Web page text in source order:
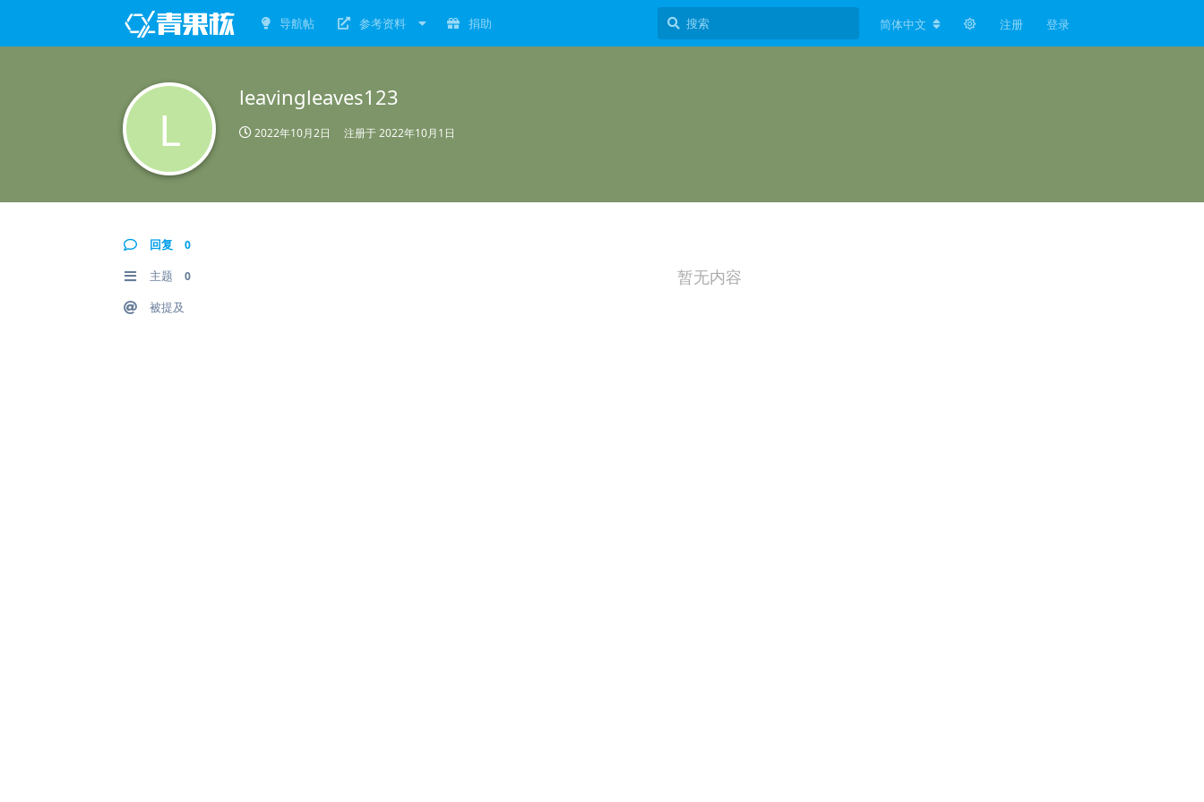
导航帖 参考资料 捐助 简体中文 注册 登录
L
leavingleaves123
2022年10月2日 注册于2022年10月1日
回复 0
主题 0
被提及
暂无内容